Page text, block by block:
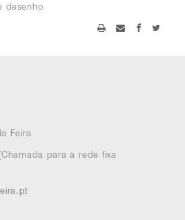
desenho
Feira
para a rede fixa